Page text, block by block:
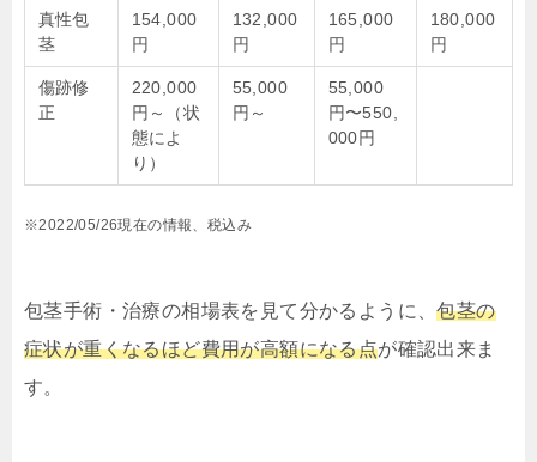
真性包
茎
154,000
円
132,000
円
165,000
円
180,000
円
傷跡修
正
220,000
円～（状
態によ
り）
55,000
円～
55,000
円〜550,
000円
※2022/05/26現在の情報、税込み
包茎手術・治療の相場表を見て分かるように、包茎の
症状が重くなるほど費用が高額になる点が確認出来ま
す。